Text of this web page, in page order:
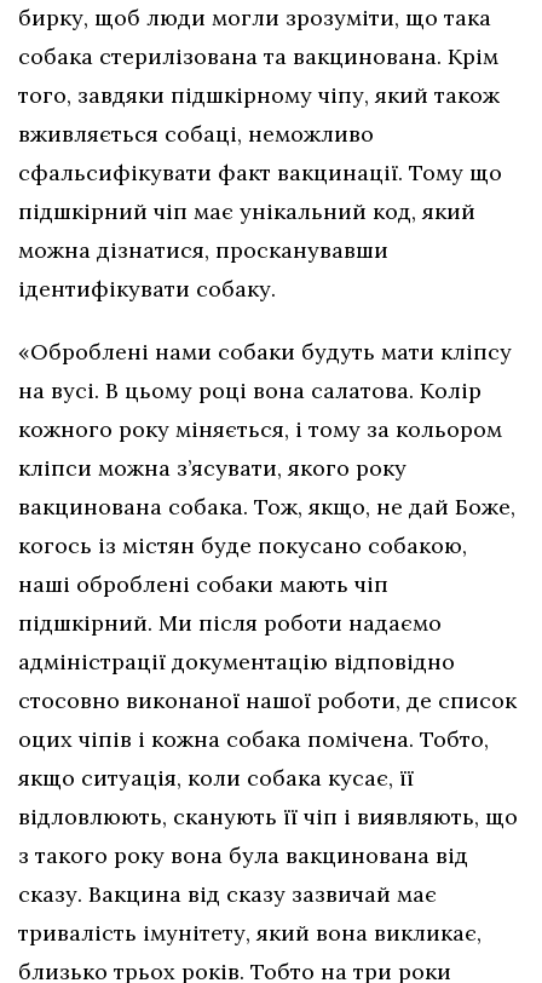
бирку, щоб люди могли зрозуміти, що така
собака стерилізована та вакцинована. Крім
того, завдяки підшкірному чіпу, який також
вживляється собаці, неможливо
сфальсифікувати факт вакцинації. Тому що
підшкірний чіп має унікальний код, який
можна дізнатися, просканувавши
ідентифікувати собаку.
«Оброблені нами собаки будуть мати кліпсу
на вусі. В цьому році вона салатова. Колір
кожного року міняється, і тому за кольором
кліпси можна з’ясувати, якого року
вакцинована собака. Тож, якщо, не дай Боже,
когось із містян буде покусано собакою,
наші оброблені собаки мають чіп
підшкірний. Ми після роботи надаємо
адміністрації документацію відповідно
стосовно виконаної нашої роботи, де список
оцих чіпів і кожна собака помічена. Тобто,
якщо ситуація, коли собака кусає, її
відловлюють, сканують її чіп і виявляють, що
з такого року вона була вакцинована від
сказу. Вакцина від сказу зазвичай має
тривалість імунітету, який вона викликає,
близько трьох років. Тобто на три роки